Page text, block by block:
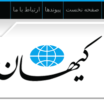
صفحه نخست پیوندها ارتباط با ما